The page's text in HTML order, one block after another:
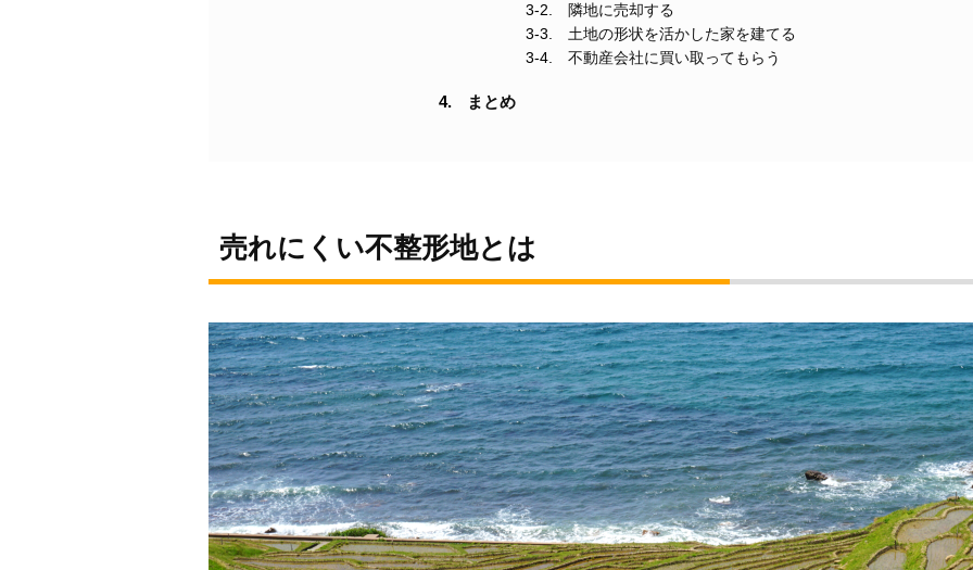
隣地に売却する
土地の形状を活かした家を建てる
不動産会社に買い取ってもらう
まとめ
売れにくい不整形地とは